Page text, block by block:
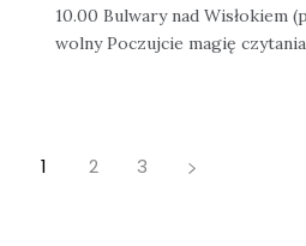
10.00 Bulwary nad Wisłokiem (przy scenie) Wstęp
wolny Poczujcie magię
1 2 3